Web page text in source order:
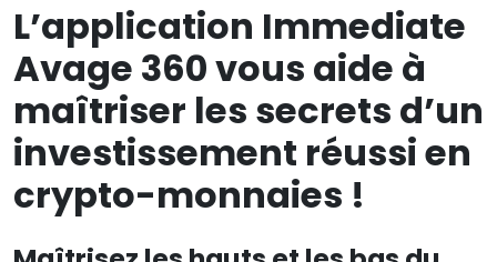
L’application Immediate
Avage 360 vous aide à
maîtriser les secrets d’un
investissement réussi en
crypto-monnaies !